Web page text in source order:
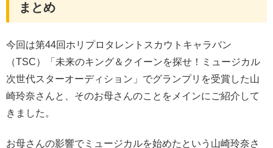
まとめ
今回は第44回ホリプロタレントスカウトキャラバン
（TSC）「未来のキング＆クイーンを探せ！ミュージカル
次世代スターオーディション」でグランプリを受賞した山
崎玲奈さんと、そのお母さんのことをメインにご紹介して
きました。
お母さんの影響でミュージカルを始めたという山崎玲奈さ